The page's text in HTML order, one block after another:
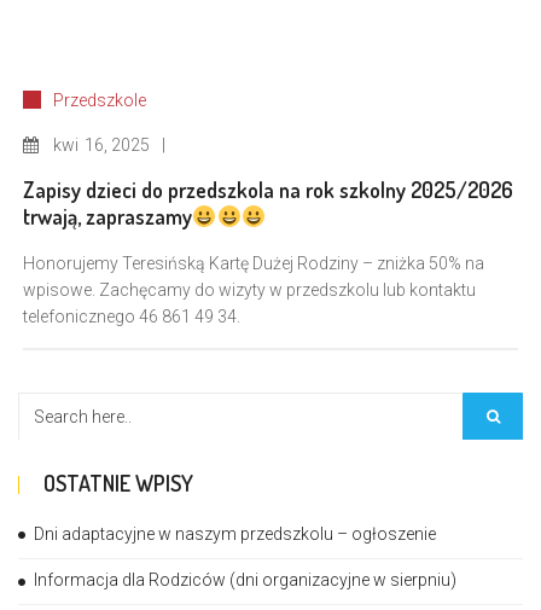
Przedszkole
kwi 16, 2025
Zapisy dzieci do przedszkola na rok szkolny 2025/2026
trwają, zapraszamy
Honorujemy Teresińską Kartę Dużej Rodziny – zniżka 50% na
wpisowe. Zachęcamy do wizyty w przedszkolu lub kontaktu
telefonicznego 46 861 49 34.
OSTATNIE WPISY
Dni adaptacyjne w naszym przedszkolu – ogłoszenie
Informacja dla Rodziców (dni organizacyjne w sierpniu)